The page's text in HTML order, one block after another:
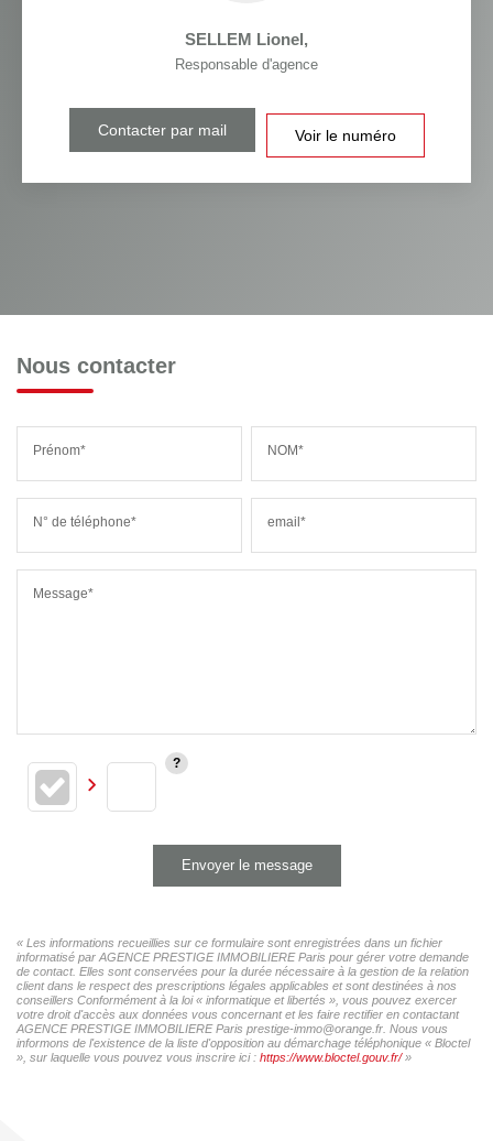
SELLEM Lionel,
Responsable d'agence
Contacter par mail Voir le numéro
Nous contacter
Prénom* NOM*
N° de téléphone* email*
Message*
Envoyer le message
« Les informations recueillies sur ce formulaire sont enregistrées dans un fichier
informatisé par AGENCE PRESTIGE IMMOBILIERE Paris pour gérer votre demande
de contact. Elles sont conservées pour la durée nécessaire à la gestion de la relation
client dans le respect des prescriptions légales applicables et sont destinées à nos
conseillers Conformément à la loi « informatique et libertés », vous pouvez exercer
votre droit d'accès aux données vous concernant et les faire rectifier en contactant
AGENCE PRESTIGE IMMOBILIERE Paris prestige-immo@orange.fr. Nous vous
informons de l'existence de la liste d'opposition au démarchage téléphonique « Bloctel
», sur laquelle vous pouvez vous inscrire ici : https://www.bloctel.gouv.fr/»